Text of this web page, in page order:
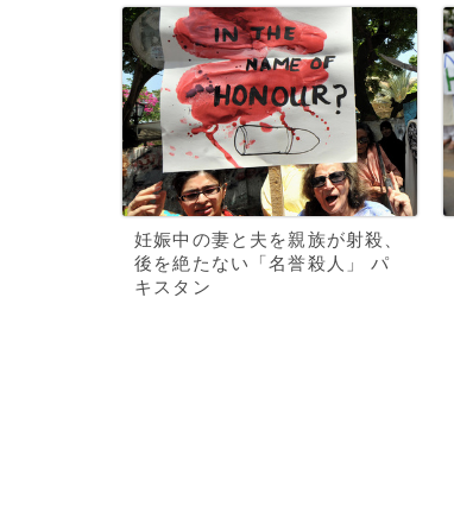
妊娠中の妻と夫を親族が射殺、
後を絶たない「名誉殺人」 パ
キスタン